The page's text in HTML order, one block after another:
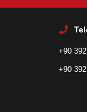
+90
+90